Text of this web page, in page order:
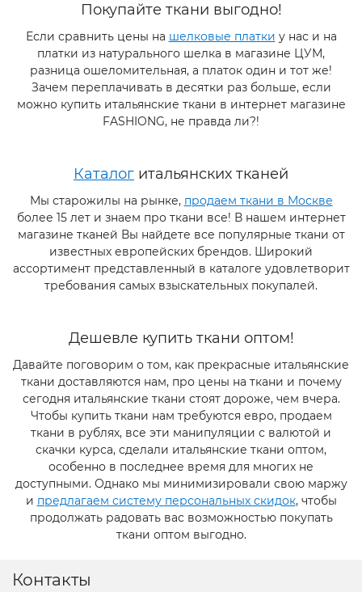
Покупайте ткани выгодно!
Если сравнить цены на шелковые платки у нас и на
платки из натурального шелка в магазине ЦУМ,
разница ошеломительная, а платок один и тот же!
Зачем переплачивать в десятки раз больше, если
можно купить итальянские ткани в интернет магазине
FASHIONG, не правда ли?!
Каталог итальянских тканей
Мы старожилы на рынке, продаем ткани в Москве
более 15 лет и знаем про ткани все! В нашем интернет
магазине тканей Вы найдете все популярные ткани от
известных европейских брендов. Широкий
ассортимент представленный в каталоге удовлетворит
требования самых взыскательных покупалей.
Дешевле купить ткани оптом!
Давайте поговорим о том, как прекрасные итальянские
ткани доставляются нам, про цены на ткани и почему
сегодня итальянские ткани стоят дороже, чем вчера.
Чтобы купить ткани нам требуются евро, продаем
ткани в рублях, все эти манипуляции с валютой и
скачки курса, сделали итальянские ткани оптом,
особенно в последнее время для многих не
доступными. Однако мы минимизировали свою маржу
и предлагаем систему персональных скидок, чтобы
продолжать радовать вас возможностью покупать
ткани оптом выгодно.
Контакты